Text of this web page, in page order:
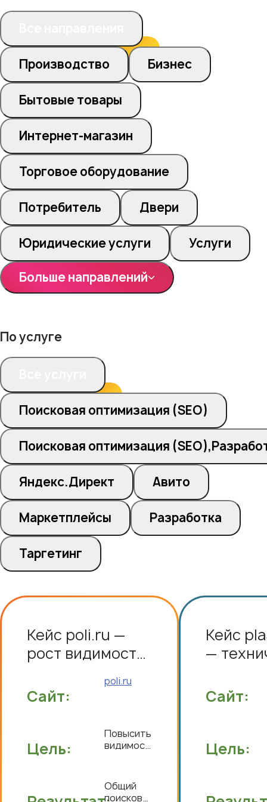
Производство Бизнес
Бытовые товары
Интернет-магазин
Торговое оборудование
Потребитель Двери
Юридические услуги Услуги
Больше направлений
По услуге
Поисковая оптимизация (SEO)
Поисковая оптимизация
Яндекс.Директ Авито
Маркетплейсы Разработка
Таргетинг
Кейс poli.ru —
рост видимости
узкоспециализированном
B2B
Сайт:
poli.ru
Цель:
Повысить
видимость
органический
трафик и
Общий
поисковый
Кейс
—
Сайт:
Цель: